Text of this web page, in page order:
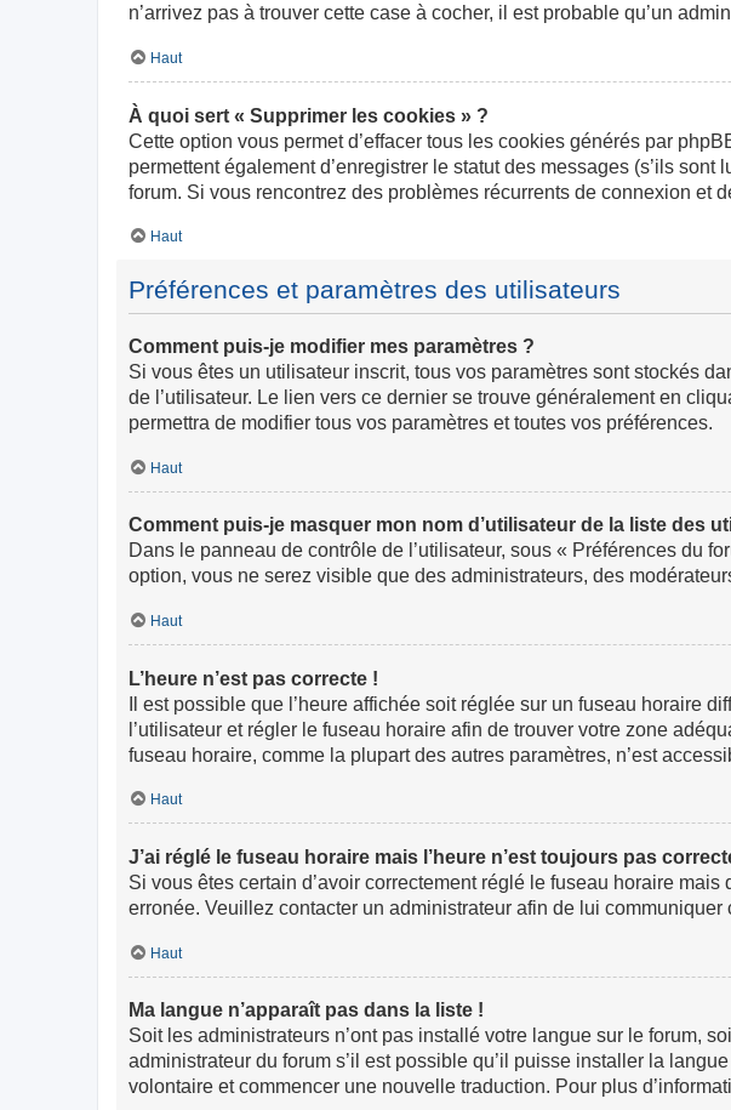
n’arrivez pas à trouver cette case à cocher, il est probable qu’un
Haut
À quoi sert « Supprimer les cookies » ?
Cette option vous permet d’effacer tous les cookies générés par
permettent également d’enregistrer le statut des messages (s’ils
forum. Si vous rencontrez des problèmes récurrents de connexion et
Haut
Préférences et paramètres des utilisateurs
Comment puis-je modifier mes paramètres ?
Si vous êtes un utilisateur inscrit, tous vos paramètres sont stockés
de l’utilisateur. Le lien vers ce dernier se trouve généralement en
permettra de modifier tous vos paramètres et toutes vos préférences.
Haut
Comment puis-je masquer mon nom d’utilisateur de la liste des
Dans le panneau de contrôle de l’utilisateur, sous « Préférences du
option, vous ne serez visible que des administrateurs, des
Haut
L’heure n’est pas correcte !
Il est possible que l’heure affichée soit réglée sur un fuseau horaire
l’utilisateur et régler le fuseau horaire afin de trouver votre zone
fuseau horaire, comme la plupart des autres paramètres, n’est
Haut
J’ai réglé le fuseau horaire mais l’heure n’est toujours pas
Si vous êtes certain d’avoir correctement réglé le fuseau horaire
erronée. Veuillez contacter un administrateur afin de lui communiquer
Haut
Ma langue n’apparaît pas dans la liste !
Soit les administrateurs n’ont pas installé votre langue sur le forum,
administrateur du forum s’il est possible qu’il puisse installer la
volontaire et commencer une nouvelle traduction. Pour plus